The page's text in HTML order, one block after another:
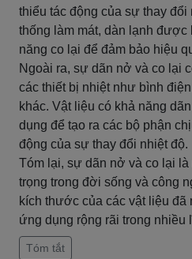
thiểu tác động của sự thay đổi
thống làm mát, dàn lạnh được
năng co lại để đảm bảo hiệu
Ngoài ra, sự dãn nở và co lại
các thiết bị nhiệt như bình
khác. Vật liệu có khả năng
dụng để tạo ra các bộ phận
động của sự thay đổi nhiệt độ.
Tóm lại, sự dãn nở và co lại
trọng trong đời sống và công
kích thước của các vật liệu đã
ứng dụng rộng rãi trong nhiều
Tóm tắt